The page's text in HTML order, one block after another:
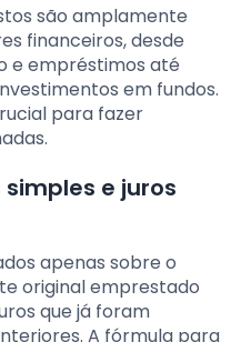
são amplamente
financeiros, desde
e empréstimos até
em fundos.
para fazer
e juros
apenas sobre o
original emprestado
que já foram
A fórmula para